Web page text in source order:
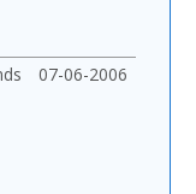
07-06-2006